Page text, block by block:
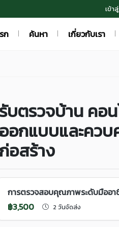
เข้า
ก ค้นหา เกี่ยวกับเรา
บตรวจบ้าน คอ
อกแบบและควบ
อสร้าง
การตรวจสอบคุณภาพระดับมืออ
฿3,500
2 วันจัดส่ง